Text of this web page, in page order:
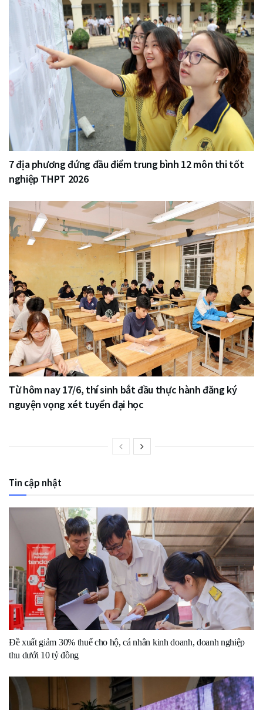
7 địa phương đứng đầu điểm trung bình 12 môn thi tốt
nghiệp THPT 2026
Từ hôm nay 17/6, thí sinh bắt đầu thực hành đăng ký
nguyện vọng xét tuyển đại học
Tin cập nhật
Đề xuất giảm 30% thuế cho hộ, cá nhân kinh doanh, doanh nghiệp
thu dưới 10 tỷ đồng